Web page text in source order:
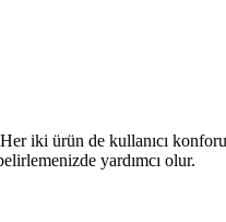
iki ürün de kullanıcı
yardımcı olur.